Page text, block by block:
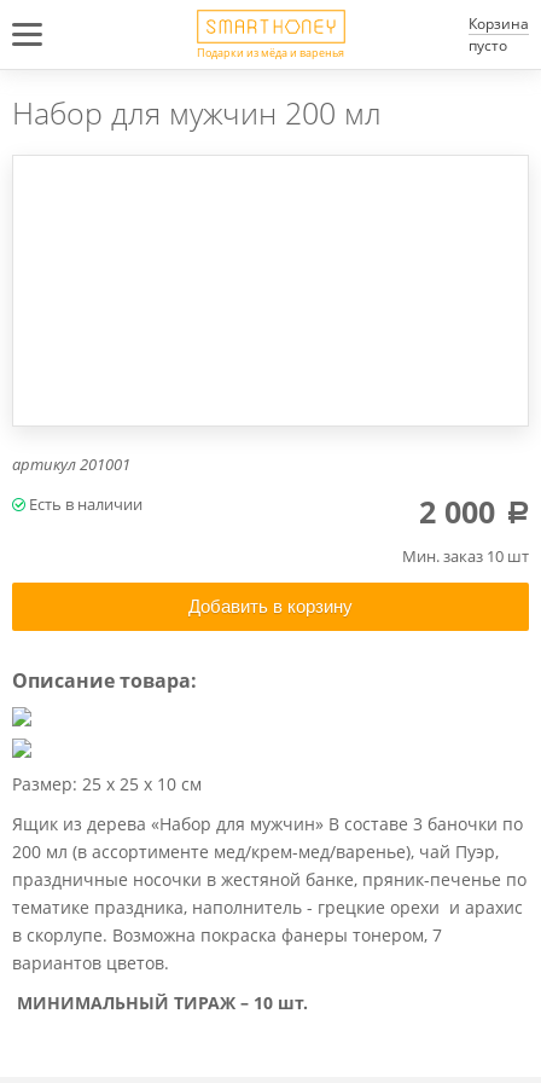
Подарки из мёда и варенья
Корзина
пусто
Набор для мужчин 200 мл
артикул201001
Мин. заказ 10 шт
2 000 a
Добавить в корзину
Описание товара:
Размер: 25 х 25 х 10 см
Ящик из дерева «Набор для мужчин» В составе 3 баночки по
200 мл (в ассортименте мед/крем-мед/варенье), чай Пуэр,
праздничные носочки в жестяной банке, пряник-печенье по
тематике праздника, наполнитель - грецкие орехи и арахис
в скорлупе. Возможна покраска фанеры тонером, 7
вариантов цветов.
МИНИМАЛЬНЫЙ ТИРАЖ – 10 шт.